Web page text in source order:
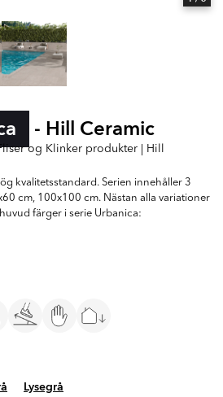
- Hill Ceramic
og Klinker produkter | Hill
kvalitetsstandard. Serien innehåller 3
cm, 100x100 cm. Nästan alla variationer
färger i serie Urbanica:
Lysegrå